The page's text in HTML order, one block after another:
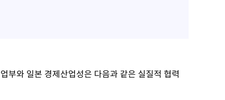
부와 일본 경제산업성은 다음과 같은 실질적 협력